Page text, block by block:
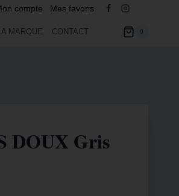
compte Mes favoris
MARQUE CONTACT 0
DOUX Gris